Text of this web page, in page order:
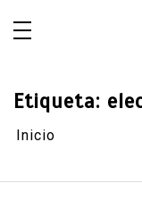
Etiqueta:
Inicio